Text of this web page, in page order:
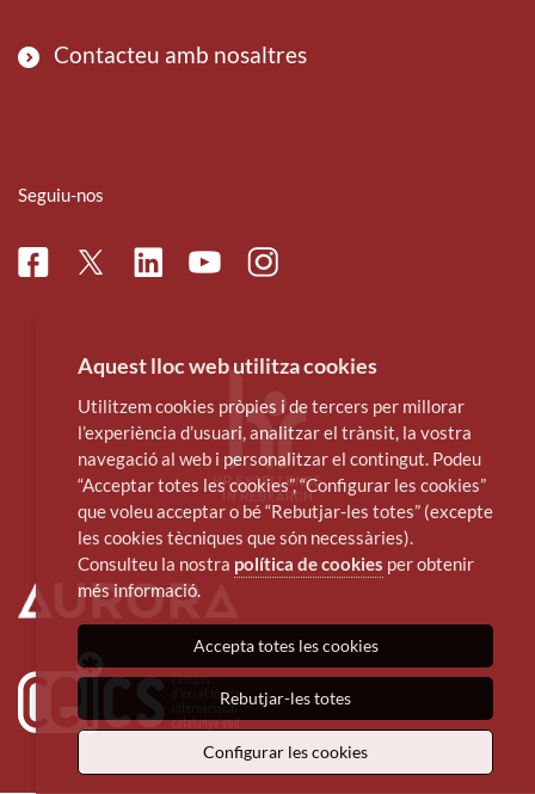
Contacteu amb nosaltres
Seguiu-nos
FacebookTwitterLinkedinYoutubeInstagram
Aquest lloc web utilitza cookies
Utilitzem cookies pròpies i de tercers per millorar
l’experiència d’usuari, analitzar el trànsit, la vostra
navegació al web i personalitzar el contingut. Podeu
“Acceptar totes les cookies”, “Configurar les cookies”
que voleu acceptar o bé “Rebutjar-les totes” (excepte
les cookies tècniques que són necessàries).
Consulteu la nostra política de cookies per obtenir
més informació.
Accepta totes les cookies
Rebutjar-les totes
Configurar les cookies